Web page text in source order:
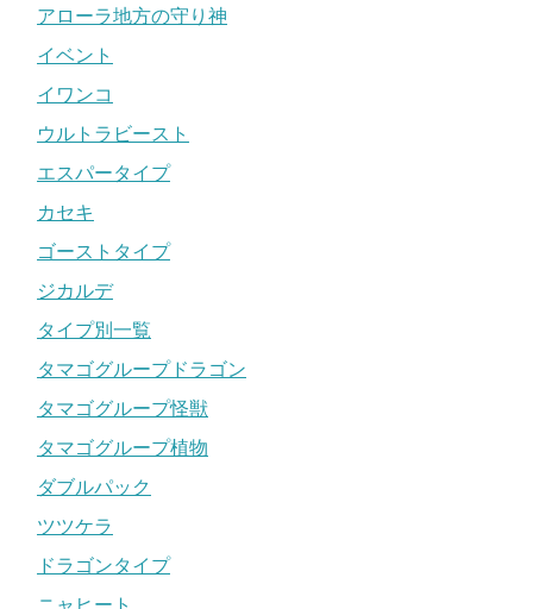
アローラ地方の守り神
イベント
イワンコ
ウルトラビースト
エスパータイプ
カセキ
ゴーストタイプ
ジカルデ
タイプ別一覧
タマゴグループドラゴン
タマゴグループ怪獣
タマゴグループ植物
ダブルパック
ツツケラ
ドラゴンタイプ
ニャヒート